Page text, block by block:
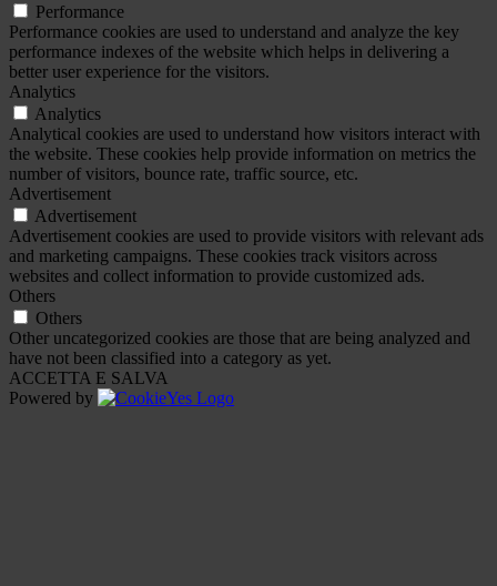
Performance
Performance cookies are used to understand and analyze the key
performance indexes of the website which helps in delivering a
better user experience for the visitors.
Analytics
Analytics
Analytical cookies are used to understand how visitors interact with
the website. These cookies help provide information on metrics the
number of visitors, bounce rate, traffic source, etc.
Advertisement
Advertisement
Advertisement cookies are used to provide visitors with relevant ads
and marketing campaigns. These cookies track visitors across
websites and collect information to provide customized ads.
Others
Others
Other uncategorized cookies are those that are being analyzed and
have not been classified into a category as yet.
ACCETTA E SALVA
Powered by